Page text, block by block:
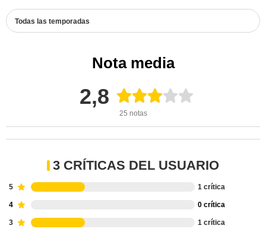
Todas las temporadas
Nota media
2,8
25 notas
3 CRÍTICAS DEL USUARIO
5 1 crítica
4 0 crítica
3 1 crítica